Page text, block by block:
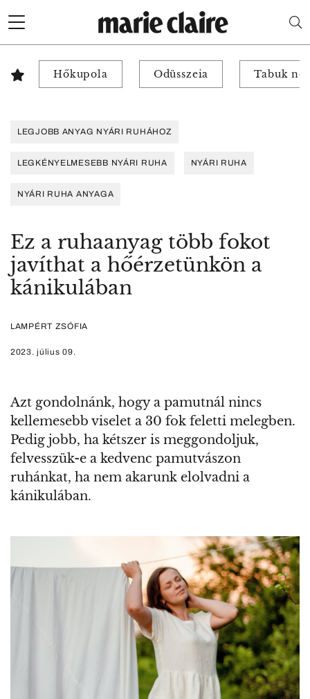
Hőkupola Odüsszeia Tabuk
LEGJOBB ANYAG NYÁRI RUHÁHOZ
LEGKÉNYELMESEBB NYÁRI RUHA NYÁRI RUHA
NYÁRI RUHA ANYAGA
Ez a ruhaanyag több fokot
javíthat a hőérzetünkön a
kánikulában
LAMPÉRT ZSÓFIA
2023. július 09.
Azt gondolnánk, hogy a pamutnál nincs
kellemesebb viselet a 30 fok feletti melegben.
Pedig jobb, ha kétszer is meggondoljuk,
felvesszük-e a kedvenc pamutvászon
ruhánkat, ha nem akarunk elolvadni a
kánikulában.